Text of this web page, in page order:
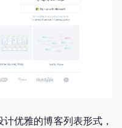
计优雅的博客列表形式，